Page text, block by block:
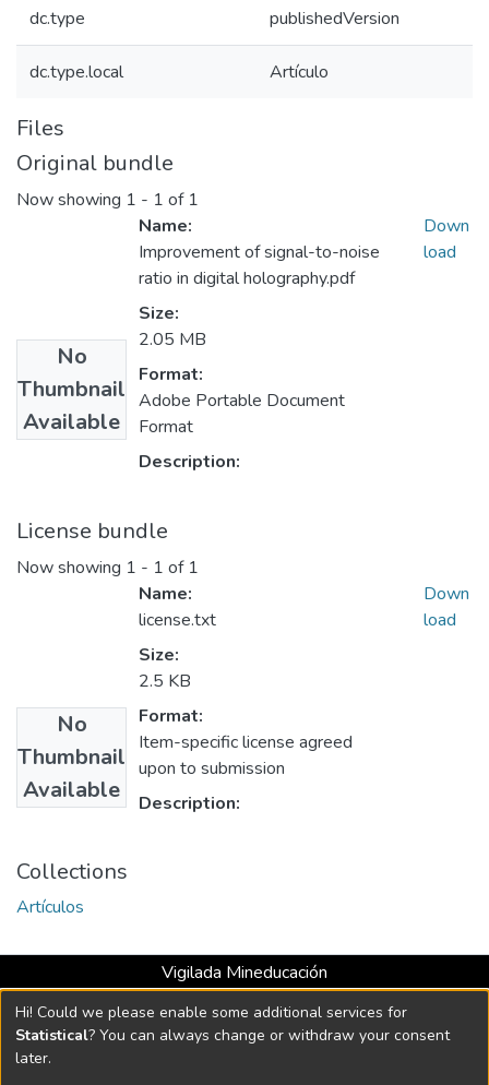
dc.type publishedVersion
dc.type.local Artículo
Files
Original bundle
Now showing 1 - 1 of 1
No
Thumbnail
Available
Name:
Improvement of signal-to-noise
ratio in digital holography.pdf
Size:
2.05 MB
Format:
Adobe Portable Document
Format
Description:
Down
load
License bundle
Now showing 1 - 1 of 1
No
Thumbnail
Available
Name:
license.txt
Size:
2.5 KB
Format:
Item-specific license agreed
upon to submission
Description:
Down
load
Collections
Artículos
Vigilada Mineducación
Universidad con Acreditación Institucional hasta 2026 -
Resolución MEN 2158 de 2018
Hi! Could we please enable some additional services for
Statistical? You can always change or withdraw your consent
later.